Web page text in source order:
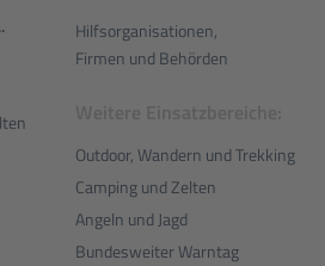
Hilfsorganisationen,
Firmen und Behörden
Outdoor, Wandern und Trekking
Camping und Zelten
Angeln und Jagd
Bundesweiter Warntag